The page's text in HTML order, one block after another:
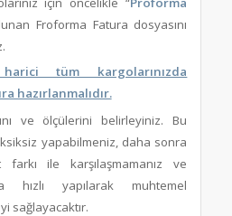
Froforma Fatura dosyasını
harici tüm kargolarınızda
hazırlanmalıdır.
ve ölçülerini belirleyiniz. Bu
yapabilmeniz, daha sonra
farkı ile karşılaşmamanız ve
hızlı yapılarak muhtemel
sağlayacaktır.